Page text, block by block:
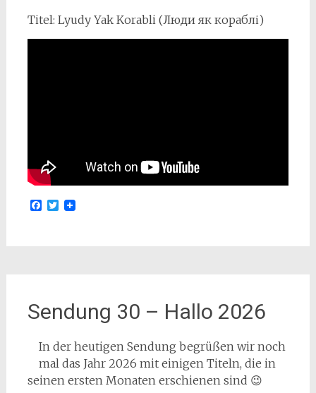
Titel: Lyudy Yak Korabli (Люди як кораблі)
Facebook
Twitter
Sendung 30 – Hallo 2026
In der heutigen Sendung begrüßen wir noch
mal das Jahr 2026 mit einigen Titeln, die in
seinen ersten Monaten erschienen sind 😉